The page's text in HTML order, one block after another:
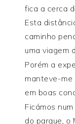
fica a cerca
Esta
caminho
uma viagem
Porém a
manteve-me
em boas
Ficámos num
do parque, o